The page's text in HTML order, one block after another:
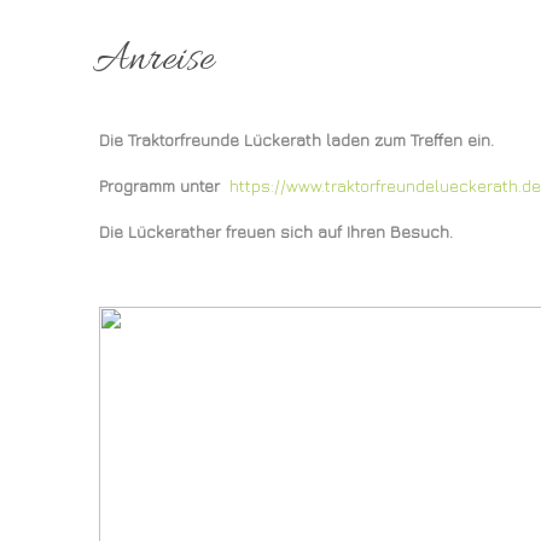
Anreise
Die Traktorfreunde Lückerath laden zum Treffen ein.
Programm unter https://
Die Lückerather freuen sich auf Ihren Besuch.